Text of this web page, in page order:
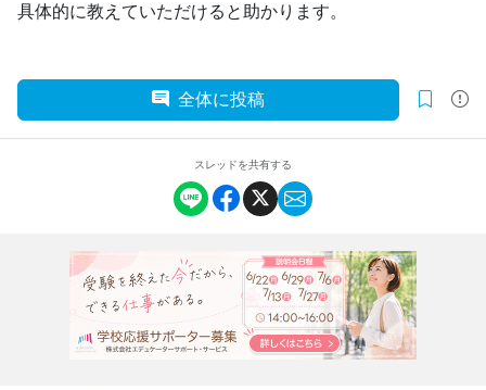
具体的に教えていただけると助かります。
全体に投稿
スレッドを共有する